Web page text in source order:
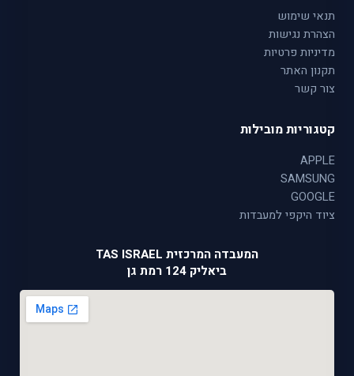
תנאי שימוש
הצהרת נגישות
מדיניות פרטיות
תקנון האתר
צור קשר
קטגוריות מובילות
APPLE
SAMSUNG
GOOGLE
ציוד היקפי למעבדות
המעבדה המרכזית TAS ISRAEL
ביאליק 124 רמת גן